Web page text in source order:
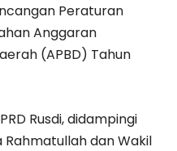
Peraturan
Anggaran
(APBD) Tahun
Rusdi, didampingi
Rahmatullah dan Wakil